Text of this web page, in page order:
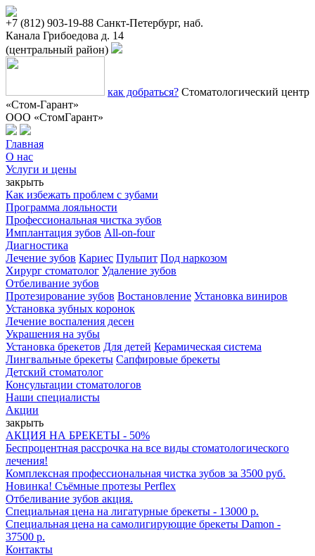
+7 (812) 903-19-88 Санкт-Петербург, наб.
Канала Грибоедова д. 14
(центральный район)
как добраться? Стоматологический центр
«Стом-Гарант»
ООО «СтомГарант»
Главная
О нас
Услуги и цены
закрыть
Как избежать проблем с зубами
Программа лояльности
Профессиональная чистка зубов
Имплантация зубов All-on-four
Диагностика
Лечение зубов Кариес Пульпит Под наркозом
Хирург стоматолог Удаление зубов
Отбеливание зубов
Протезирование зубов Востановление Установка виниров
Установка зубных коронок
Лечение воспаления десен
Украшения на зубы
Установка брекетов Для детей Керамическая система
Лингвальные брекеты Сапфировые брекеты
Детский стоматолог
Консультации стоматологов
Наши специалисты
Акции
закрыть
АКЦИЯ НА БРЕКЕТЫ - 50%
Беспроцентная рассрочка на все виды стоматологического
лечения!
Комплексная профессиональная чистка зубов за 3500 руб.
Новинка! Съёмные протезы Perflex
Отбеливание зубов акция.
Специальная цена на лигатурные брекеты - 13000 р.
Специальная цена на самолигирующие брекеты Damon -
37500 р.
Контакты